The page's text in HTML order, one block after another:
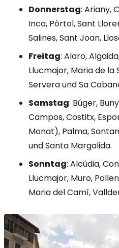
Donnerstag: Ariany,
Inca, Pòrtol, Sant
Salines, Sant Joan,
Freitag: Alaro,
Llucmajor, Maria de la
Servera und Sa
Samstag: Búger,
Campos, Costitx,
Monat), Palma,
und Santa Margalida.
Sonntag: Alcúdia,
Llucmajor, Muro,
Maria del Camí,